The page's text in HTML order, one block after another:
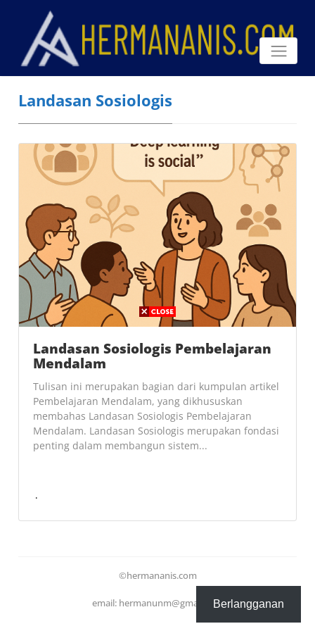
Landasan Sosiologis
Landasan Sosiologis Pembelajaran
Mendalam
Tulisan ini merupakan bagian dari kumpulan artikel
Pembelajaran Mendalam, yang dikhususkan
membahas Landasan Sosiologis Pembelajaran
Mendalam. Landasan Sosiologis merupakan fondasi
penting dalam membangun sistem...
©hermananis.com
email: hermanunm@gmail.comBerlangganan